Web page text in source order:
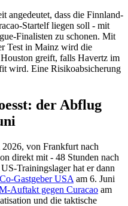
angedeutet, dass die Finnland-
Startelf liegen soll - mit
Finalisten zu schonen. Mit
Test in Mainz wird die
greift, falls Havertz im
wird. Eine Risikoabsicherung
der Abflug
von Frankfurt nach
direkt mit - 48 Stunden nach
Trainingslager hat er dann
Gastgeber USA am 6. Juni
Auftakt gegen Curacao am
und die taktische